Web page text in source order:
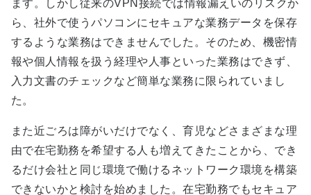
ます。しかし従来のVPN接続では情報漏えいのリスクか
ら、社外で使うパソコンにセキュアな業務データを保存
するような業務はできませんでした。そのため、機密情
報や個人情報を扱う経理や人事といった業務はできず、
入力文書のチェックなど簡単な業務に限られていまし
た。
また近ごろは障がいだけでなく、育児などさまざまな理
由で在宅勤務を希望する人も増えてきたことから、でき
るだけ会社と同じ環境で働けるネットワーク環境を構築
できないかと検討を始めました。在宅勤務でもセキュア